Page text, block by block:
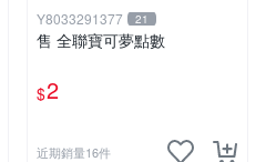
Y8033291377 21
售 全聯寶可夢點數
$2
近期銷量16件